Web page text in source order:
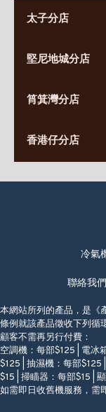
太子分店
營業時間:
九龍太子太子道西
堅尼地城分店
營業時間:
香港堅尼地城卑路
(堅尼地城地鐵站
筲箕灣分店
營業時間:
(10:00am-
香港仔分店
營業時間:
香港香港仔成都
(黃竹坑地鐵站轉4M
冷氣
聯絡我們
本網站所列的產品，是《
條例就該產品徵收下列循
顧客不需再另行付費：
空調機：每部$125 | 電冰
$125 | 抽濕機：每部$125
$15 | 掃瞄器：每部$15 |
如需即日收舊機服務，需